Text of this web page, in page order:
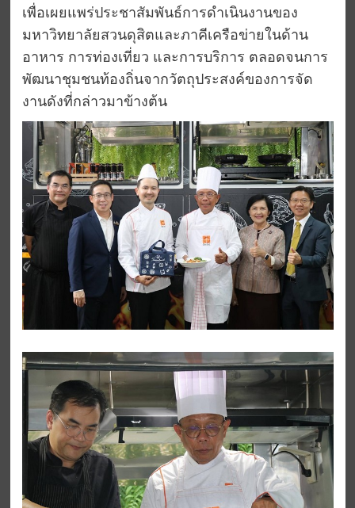
เพื่อเผยแพร่ประชาสัมพันธ์การดำเนินงานของ
มหาวิทยาลัยสวนดุสิตและภาคีเครือข่ายในด้าน
อาหาร การท่องเที่ยว และการบริการ ตลอดจนการ
พัฒนาชุมชนท้องถิ่นจากวัตถุประสงค์ของการจัด
งานดังที่กล่าวมาข้างต้น